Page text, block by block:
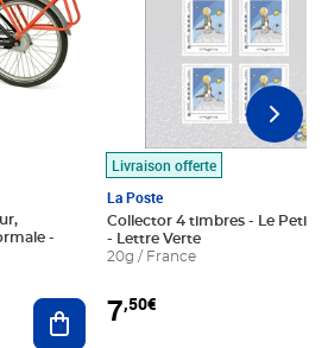
Ajouter au panier
Livraison offerte
La Poste
Collector 4 timbres - Le Petit
- Lettre Verte
20g / France
7,50€